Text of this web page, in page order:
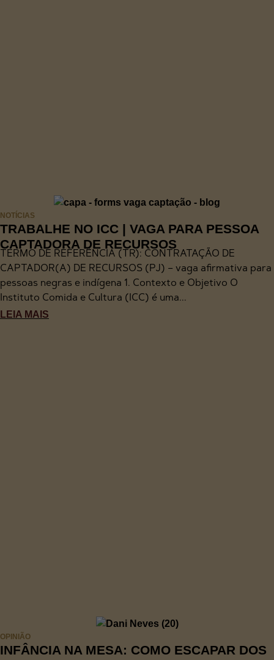
NOTÍCIAS
TRABALHE NO ICC | VAGA PARA PESSOA
CAPTADORA DE RECURSOS
TERMO DE REFERÊNCIA (TR): CONTRATAÇÃO DE
CAPTADOR(A) DE RECURSOS (PJ) – vaga afirmativa para
pessoas negras e indígena 1. Contexto e Objetivo O
Instituto Comida e Cultura (ICC) é uma...
LEIA MAIS
OPINIÃO
INFÂNCIA NA MESA: COMO ESCAPAR DOS